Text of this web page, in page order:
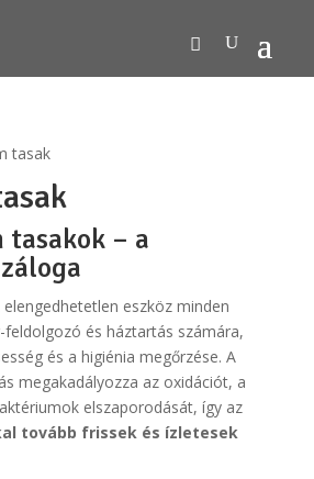
tasak
tasakok – a
elengedhetetlen eszköz minden
feldolgozó és háztartás számára,
és a higiénia megőrzése. A
megakadályozza az oxidációt, a
elszaporodását, így az
tovább frissek és ízletesek